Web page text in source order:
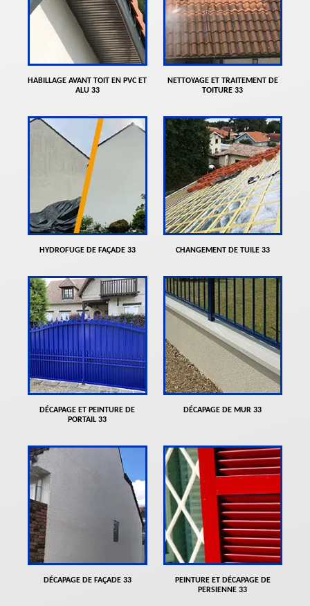
HABILLAGE AVANT TOIT EN PVC ET
ALU 33
NETTOYAGE ET TRAITEMENT DE
TOITURE 33
HYDROFUGE DE FAÇADE 33 CHANGEMENT DE TUILE 33
DÉCAPAGE ET PEINTURE DE
PORTAIL 33
DÉCAPAGE DE MUR 33
DÉCAPAGE DE FAÇADE 33
PEINTURE ET DÉCAPAGE DE
PERSIENNE 33